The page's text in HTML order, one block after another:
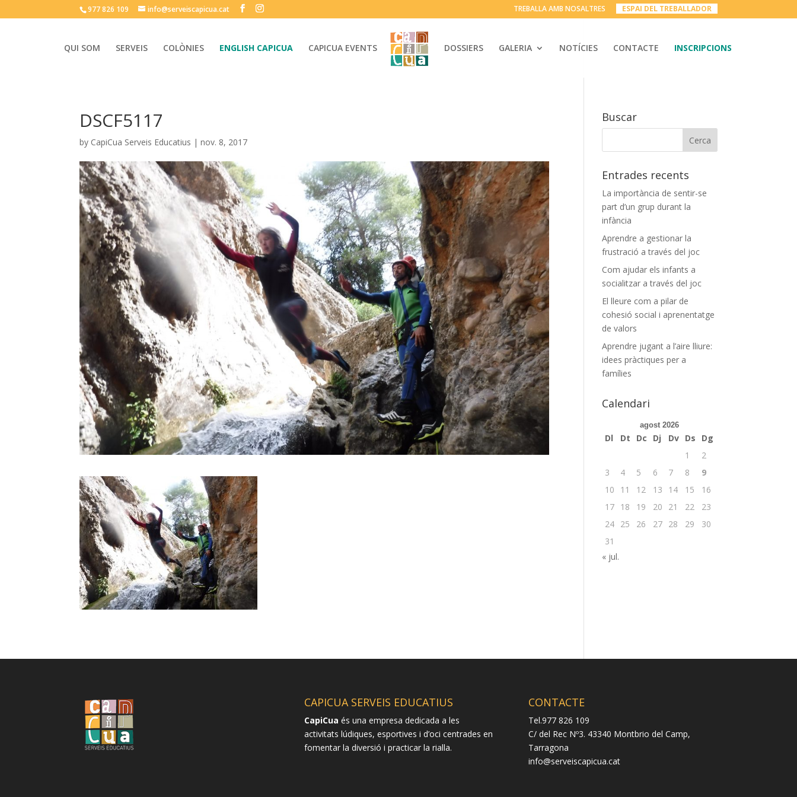
977 826 109 info@serveiscapicua.cat TREBALLA AMB NOSALTRES ESPAI DEL TREBALLADOR__
QUI SOM SERVEIS COLÒNIES ENGLISH CAPICUA CAPICUA EVENTS DOSSIERS GALERIA NOTÍCIES CONTACTE INSCRIPCIONS
DSCF5117
by CapiCua Serveis Educatius |nov. 8, 2017
Buscar
Entrades recents
La importància de sentir-se
part d’un grup durant la
infància
Aprendre a gestionar la
frustració a través del joc
Com ajudar els infants a
socialitzar a través del joc
El lleure com a pilar de
cohesió social i aprenentatge
de valors
Aprendre jugant a l’aire lliure:
idees pràctiques per a
famílies
Calendari
agost 2026
Dl Dt Dc Dj Dv Ds
Dg
1
2
3
4 5 6 7 8
9
10
11 12 13 14 15
16
17 18 19 20 21 22
23
24 25 26 27 28 29
30
31
« jul.
CAPICUA SERVEIS EDUCATIUS
CapiCua és una empresa dedicada a les
activitats lúdiques, esportives i d’oci centrades en
fomentar la diversió i practicar la rialla.
CONTACTE
Tel.977 826 109
C/ del Rec Nº3. 43340 Montbrio del Camp,
Tarragona
info@serveiscapicua.cat